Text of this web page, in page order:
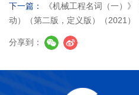
下一篇：
《机械工程名词（一）
动）（第二版，定义版）（2021）
分享到：